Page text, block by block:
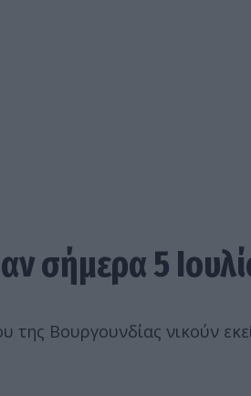
σήμερα 5
Βουργουνδίας νικούν